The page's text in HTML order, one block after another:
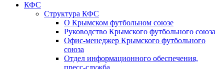
КФС
Структура КФС
О Крымском футбольном союзе
Руководство Крымского футбольного союза
Офис-менеджер Крымского футбольного
союза
Отдел информационного обеспечения,
пресс-служба